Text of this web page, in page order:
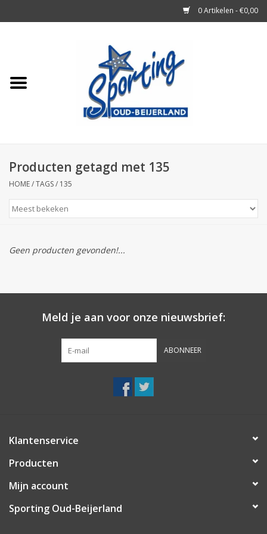
0 Artikelen - €0,00
Tennisrackets
Merken
Producten getagd met 135
HOME/TAGS/ 135
Geen producten gevonden!...
Meld je aan voor onze nieuwsbrief:
ABONNEER
Klantenservice
Producten
Mijn account
Sporting Oud-Beijerland